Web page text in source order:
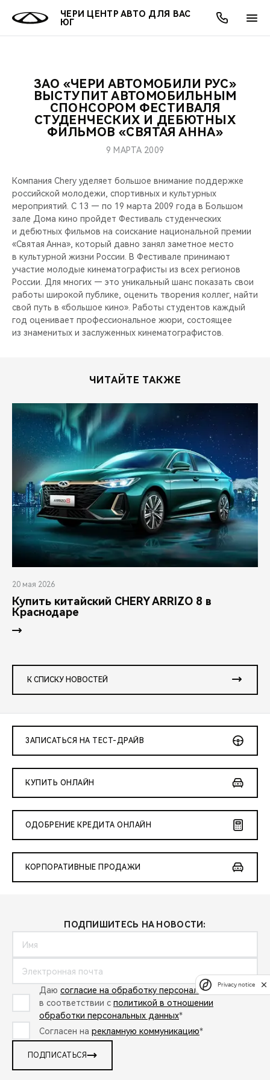
ЧЕРИ ЦЕНТР АВТО ДЛЯ ВАС
ЮГ
МОДЕЛИ
ВСЕ МОДЕЛИ
СЕДАНЫ
НОВИНКИ
ПОКУПАТЕЛЯМ
ВЫБОР И ПОКУПКА
КРЕДИТ И СТРАХОВАНИЕ
ВЛАДЕЛЬЦАМ
СЕРВИС
ЗАПЧАСТИ И АКСЕССУАРЫ
ПОДДЕРЖКА
CHERY CONNECT
МИР CHERY
АКСЕССУАРЫ
CHERY В СОЦСЕТЯХ
ЛЮДИ CHERY
БЛАГОТВОРИТЕЛЬНОСТЬ
CHERY REMOTE
CHERY И СПОРТ
НАШИ МЕРОПРИЯТИЯ
АКЦИИ
ВЫГОДЫ И АКЦИИ
ОНЛАЙН СЕРВИСЫ
ВЫБОР И ПОКУПКА
О КОМПАНИИ
О НАС
ЗАО «ЧЕРИ АВТОМОБИЛИ РУС»
ВЫСТУПИТ АВТОМОБИЛЬНЫМ
СПОНСОРОМ ФЕСТИВАЛЯ
СТУДЕНЧЕСКИХ И ДЕБЮТНЫХ
ФИЛЬМОВ «СВЯТАЯ АННА»
9 МАРТА 2009
Компания Chery уделяет большое внимание поддержке
российской молодежи, спортивных и культурных
мероприятий. С 13 — по 19 марта 2009 года в Большом
зале Дома кино пройдет Фестиваль студенческих
и дебютных фильмов на соискание национальной премии
«Святая Анна», который давно занял заметное место
в культурной жизни России. В Фестивале принимают
участие молодые кинематографисты из всех регионов
России. Для многих — это уникальный шанс показать свои
работы широкой публике, оценить творения коллег, найти
свой путь в «большое кино». Работы студентов каждый
год оценивает профессиональное жюри, состоящее
из знаменитых и заслуженных кинематографистов.
ЧИТАЙТЕ ТАКЖЕ
20 мая 2026
Купить китайский CHERY ARRIZO 8 в
Краснодаре
К СПИСКУ НОВОСТЕЙ
ЗАПИСАТЬСЯ НА ТЕСТ-ДРАЙВ
КУПИТЬ ОНЛАЙН
ОДОБРЕНИЕ КРЕДИТА ОНЛАЙН
КОРПОРАТИВНЫЕ ПРОДАЖИ
ПОДПИШИТЕСЬ НА НОВОСТИ:
Даю согласие на обработку персональных данных
в соответствии с политикой в отношении
обработки персональных данных*
Согласен на рекламную коммуникацию*
ПОДПИСАТЬСЯ
Privacy notice